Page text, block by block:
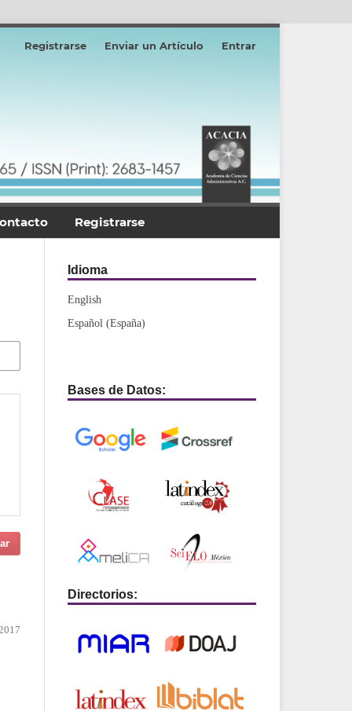
Registrarse
Registrarse Enviar un Artículo Entrar
Idioma
English
Español (España)
Bases de Datos:
Directorios: